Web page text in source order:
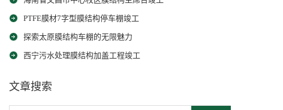
PTFE膜材7字型膜结构停车棚竣工
探索太原膜结构车棚的无限魅力
西宁污水处理膜结构加盖工程竣工
文章搜索